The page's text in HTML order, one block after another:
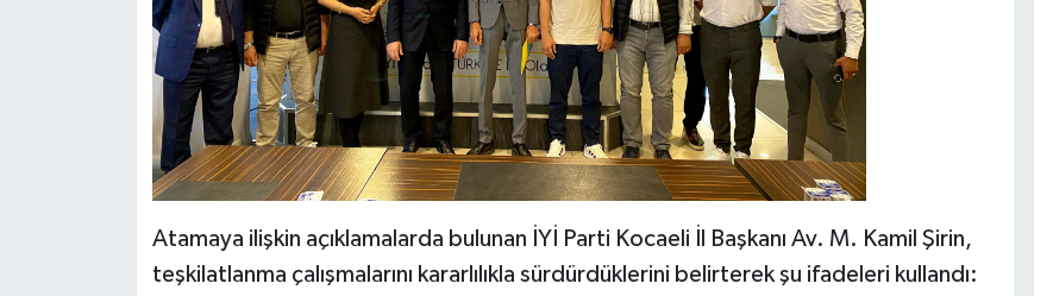
Atamaya ilişkin açıklamalarda bulunan İYİ Parti Kocaeli İl Başkanı Av. M. Kamil Şirin,
teşkilatlanma çalışmalarını kararlılıkla sürdürdüklerini belirterek şu ifadeleri kullandı: